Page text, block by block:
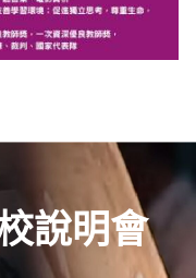
說明會